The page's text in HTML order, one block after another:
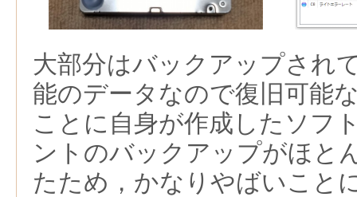
大部分はバックアップされ
能のデータなので復旧可能
ことに自身が作成したソフ
ントのバックアップがほと
たため，かなりやばいこと